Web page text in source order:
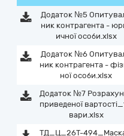
Додаток №5
ник контрагента -
ичної особи.xlsx
Додаток №6
ник контрагента -
ної особи.xlsx
Додаток №7
приведеної
вари.xlsx
ТД_Ц_26Т-